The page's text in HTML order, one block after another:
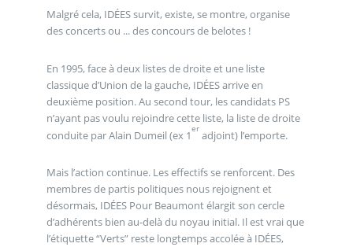
Malgré cela, IDÉES survit, existe, se montre, organise
des concerts ou ... des concours de belotes !
En 1995, face à deux listes de droite et une liste
classique d’Union de la gauche, IDÉES arrive en
deuxième position. Au second tour, les candidats PS
n’ayant pas voulu rejoindre cette liste, la liste de droite
conduite par Alain Dumeil (ex 1er adjoint) l’emporte.
Mais l’action continue. Les effectifs se renforcent. Des
membres de partis politiques nous rejoignent et
désormais, IDÉES Pour Beaumont élargit son cercle
d’adhérents bien au-delà du noyau initial. Il est vrai que
l’étiquette “Verts” reste longtemps accolée à IDÉES,